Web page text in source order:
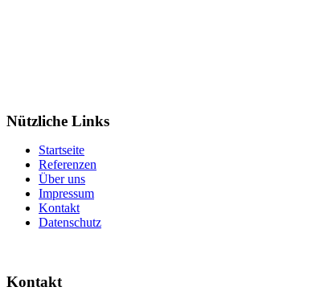
Nützliche Links
Startseite
Referenzen
Über uns
Impressum
Kontakt
Datenschutz
Kontakt